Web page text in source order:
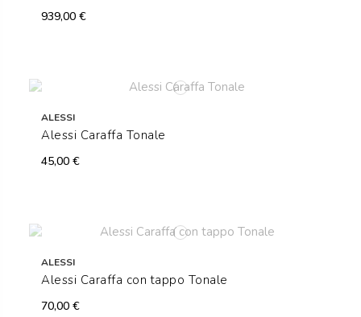
939,00 €
ALESSI
Alessi Caraffa Tonale
45,00 €
ALESSI
Alessi Caraffa con tappo Tonale
70,00 €